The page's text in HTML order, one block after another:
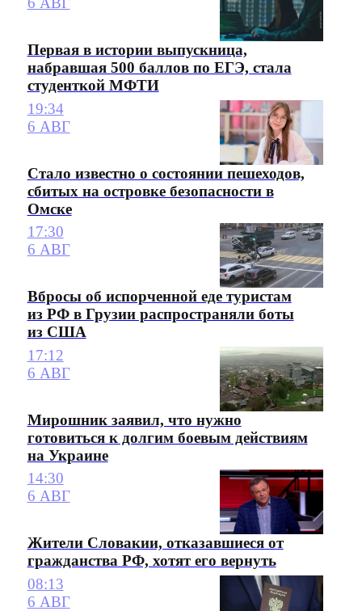
Первая в истории выпускница,
набравшая 500 баллов по ЕГЭ, стала
студенткой МФТИ
19:34
6 АВГ
Стало известно о состоянии пешеходов,
сбитых на островке безопасности в
Омске
17:30
6 АВГ
Вбросы об испорченной еде туристам
из РФ в Грузии распространяли боты
из США
17:12
6 АВГ
Мирошник заявил, что нужно
готовиться к долгим боевым действиям
на Украине
14:30
6 АВГ
Жители Словакии, отказавшиеся от
гражданства РФ, хотят его вернуть
08:13
6 АВГ